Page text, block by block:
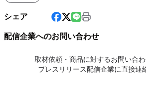
シェア
配信企業へのお問い合わせ
取材依頼・商品に対するお問い合わ
プレスリリース配信企業に直接連